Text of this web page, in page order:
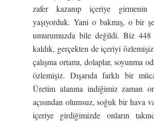
zafer kazanıp içeriye girmenin
yaşıyorduk. Yani o bakmış, o bir
umurumuzda bile değildi. Biz 448
kaldık, gerçekten de içeriyi
çalışma ortamı, dolaplar, soyunma
özlemişiz. Dışarıda farklı bir
Üretim alanına indiğimiz zaman
açısından olumsuz, soğuk bir hava
içeriye girdiğimizde onların